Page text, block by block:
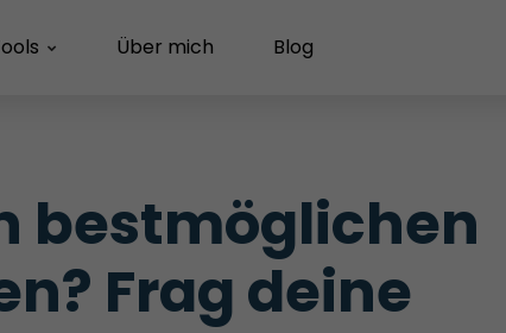
Über mich Blog
bestmöglichen
Frag deine